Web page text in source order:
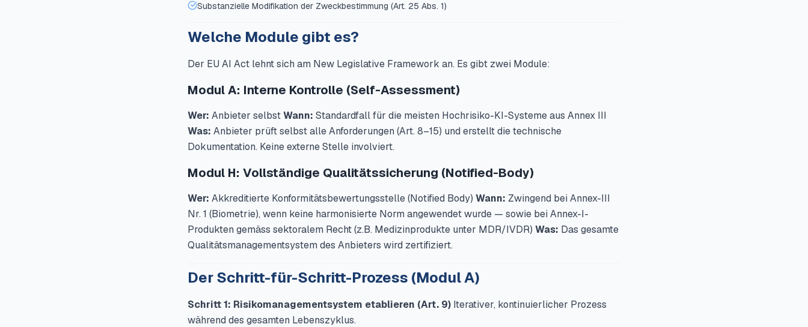
Substanzielle Modifikation der Zweckbestimmung (Art. 25 Abs. 1)
Welche Module gibt es?
Der EU AI Act lehnt sich am New Legislative Framework an. Es gibt zwei Module:
Modul A: Interne Kontrolle (Self-Assessment)
Wer: Anbieter selbstWann: Standardfall für die meisten Hochrisiko-KI-Systeme aus Annex III
Was: Anbieter prüft selbst alle Anforderungen (Art. 8–15) und erstellt die technische
Dokumentation. Keine externe Stelle involviert.
Modul H: Vollständige Qualitätssicherung (Notified-Body)
Wer: Akkreditierte Konformitätsbewertungsstelle (Notified Body) Wann: Zwingend bei Annex-III
Nr. 1 (Biometrie), wenn keine harmonisierte Norm angewendet wurde — sowie bei Annex-I-
Produkten gemäss sektoralem Recht (z.B. Medizinprodukte unter MDR/IVDR) Was: Das gesamte
Qualitätsmanagementsystem des Anbieters wird zertifiziert.
Der Schritt-für-Schritt-Prozess (Modul A)
Schritt 1: Risikomanagementsystem etablieren (Art. 9) Iterativer, kontinuierlicher Prozess
während des gesamten Lebenszyklus.